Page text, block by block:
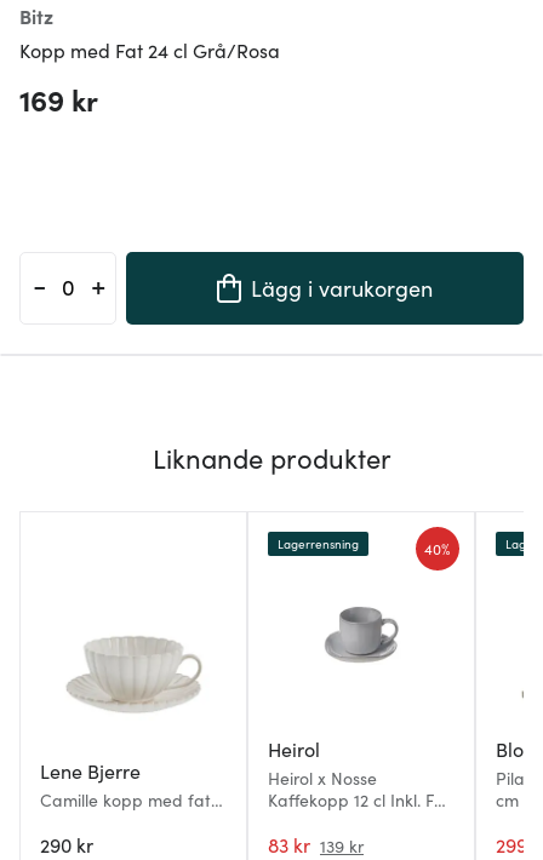
Bitz
Kopp med Fat 24 cl Grå/Rosa
169 kr
- + Lägg i varukorgen
Liknande produkter
Lene Bjerre
Camille kopp med fat
290 kr
Heirol
Heirol x Nosse
Kaffekopp 12 cl Inkl. Fat
83 kr 139 kr
40%
Lagerrensning
Pilar
cm
299